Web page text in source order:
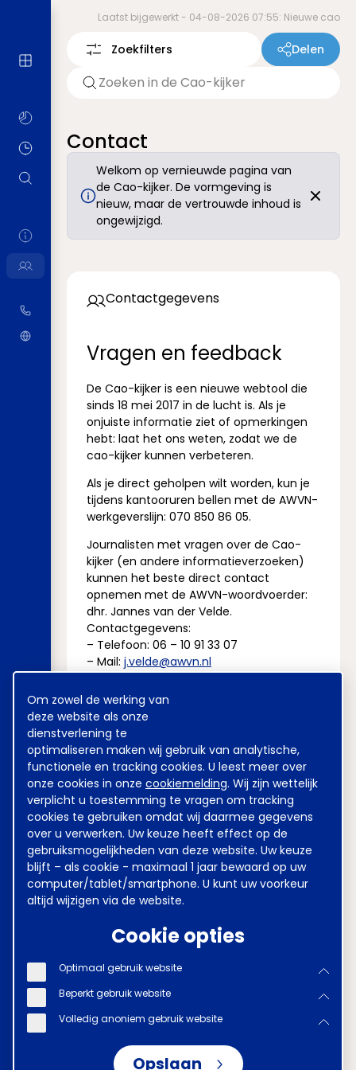
Cookie
melding
Om zowel de werking van
deze website als onze
dienstverlening te
optimaliseren maken wij gebruik van analytische,
functionele en tracking cookies. U leest meer over
onze cookies in onze cookiemelding. Wij zijn wettelijk
verplicht u toestemming te vragen om tracking
cookies te gebruiken omdat wij daarmee gegevens
over u verwerken. Uw keuze heeft effect op de
gebruiksmogelijkheden van deze website. Uw keuze
blijft – als cookie - maximaal 1 jaar bewaard op uw
computer/tablet/smartphone. U kunt uw voorkeur
altijd wijzigen via de website.
Cookie opties
Optimaal gebruik website
Beperkt gebruik website
Volledig anoniem gebruik website
Opslaan
Laatst bijgewerkt - 04-08-2026 07:55: Nieuwe cao
Zoekfilters Delen
Contact
Welkom op vernieuwde pagina van
de Cao-kijker. De vormgeving is
nieuw, maar de vertrouwde inhoud is
ongewijzigd.
Contactgegevens
Vragen en feedback
De Cao-kijker is een nieuwe webtool die
sinds 18 mei 2017 in de lucht is. Als je
onjuiste informatie ziet of opmerkingen
hebt: laat het ons weten, zodat we de
cao-kijker kunnen verbeteren.
Als je direct geholpen wilt worden, kun je
tijdens kantooruren bellen met de AWVN-
werkgeverslijn: 070 850 86 05.
Journalisten met vragen over de Cao-
kijker (en andere informatieverzoeken)
kunnen het beste direct contact
opnemen met de AWVN-woordvoerder:
dhr. Jannes van der Velde.
Contactgegevens:
– Telefoon: 06 – 10 91 33 07
– Mail: j.velde@awvn.nl
Contactgegevens
AWVN
– Telefoon: 070 850 86 00
– AWVN-werkgeverslijn: 070 850 86 05
– Mail:werkgeverslijn@awvn.nl
Adres AWVN
2594 AV, Den Haag
AB, Den Haag
Disclaimer Voorwaarden Privacy